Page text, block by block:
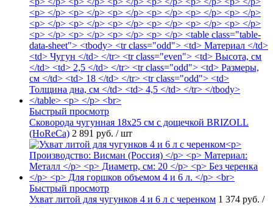
Быстрый просмотр
Сковорода чугунная 18х25 см с дощечкой BRIZOLL
(HoReCa) 2 891 руб. / шт
Быстрый просмотр
Ухват литой для чугунков 4 и 6 л с черенком 1 374 руб. /